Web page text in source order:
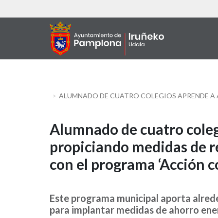
to
Alumnado
de
cuatro
colegios
aprende
Alumnado de cuatro
propiciando medidas de
con el programa ‘Acción
Este programa municipal aporta
para implantar medidas de ahorro